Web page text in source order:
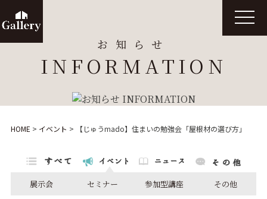
お知らせ
INFORMATION
t
o
g
HOME > イベント > 【じゅうmado】住まいの勉強会「屋根材の選び方」
展示会 セミナー 参加型講座 その他